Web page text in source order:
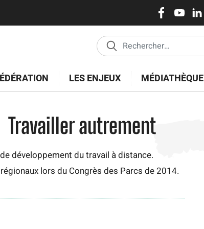
principal
Réseaux
sociaux
LES ENJEUX MÉDIATHÈQUE
Travailler autrement
développement du travail à distance.
lors du Congrès des Parcs de 2014.